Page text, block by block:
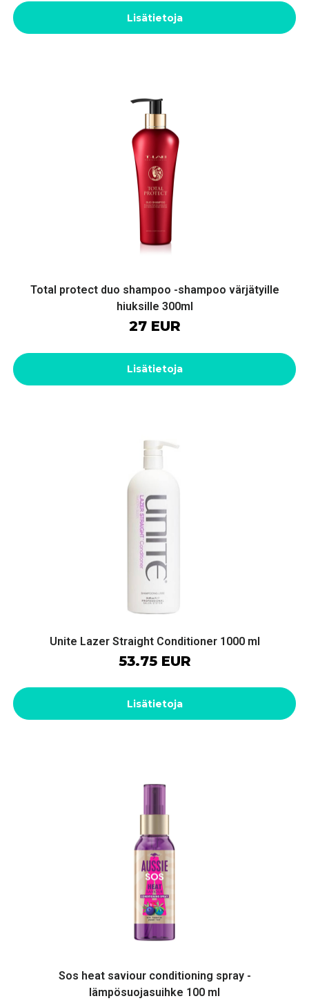
Lisätietoja
Total protect duo shampoo -shampoo värjätyille
hiuksille 300ml
27 EUR
Lisätietoja
Unite Lazer Straight Conditioner 1000 ml
53.75 EUR
Lisätietoja
Sos heat saviour conditioning spray -
lämpösuojasuihke 100 ml